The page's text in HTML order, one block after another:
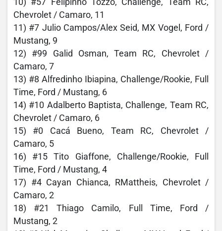
10) #57 Felipinho Tozzo, Challenge, Team RC,
Chevrolet / Camaro, 11
11) #7 Julio Campos/Alex Seid, MX Vogel, Ford /
Mustang, 9
12) #99 Galid Osman, Team RC, Chevrolet /
Camaro, 7
13) #8 Alfredinho Ibiapina, Challenge/Rookie, Full
Time, Ford / Mustang, 6
14) #10 Adalberto Baptista, Challenge, Team RC,
Chevrolet / Camaro, 6
15) #0 Cacá Bueno, Team RC, Chevrolet /
Camaro, 5
16) #15 Tito Giaffone, Challenge/Rookie, Full
Time, Ford / Mustang, 4
17) #4 Cayan Chianca, RMattheis, Chevrolet /
Camaro, 2
18) #21 Thiago Camilo, Full Time, Ford /
Mustang, 2